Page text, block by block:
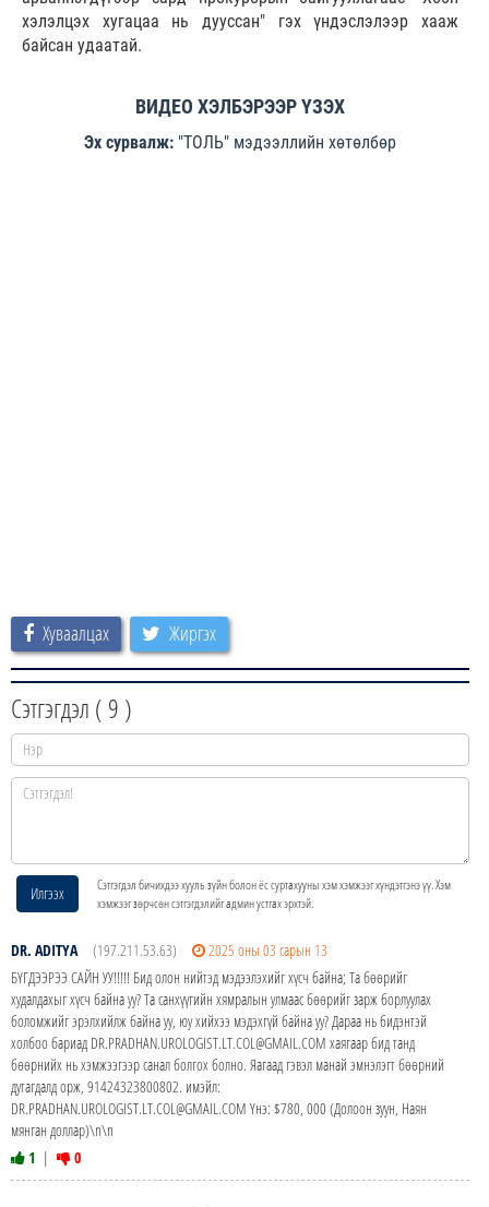
хэлэлцэх хугацаа нь дууссан" гэх үндэслэлээр хааж
байсан удаатай.
ВИДЕО ХЭЛБЭРЭЭР ҮЗЭХ
Эх сурвалж: "ТОЛЬ" мэдээллийн хөтөлбөр
Хуваалцах Жиргэх
Сэтгэгдэл ( 9 )
Илгээх
Сэтгэгдэл бичихдээ хууль зүйн болон ёс суртахууны хэм хэмжээг хүндэтгэнэ үү. Хэм
хэмжээг зөрчсөн сэтгэгдэлийг админ устгах эрхтэй.
DR. ADITYA (197.211.53.63)
2025 оны 03 сарын 13
БҮГДЭЭРЭЭ САЙН УУ!!!!! Бид олон нийтэд мэдээлэхийг хүсч байна; Та бөөрийг
худалдахыг хүсч байна уу? Та санхүүгийн хямралын улмаас бөөрийг зарж борлуулах
боломжийг эрэлхийлж байна уу, юу хийхээ мэдэхгүй байна уу? Дараа нь бидэнтэй
холбоо бариад DR.PRADHAN.UROLOGIST.LT.COL@GMAIL.COM хаягаар бид танд
бөөрнийх нь хэмжээгээр санал болгох болно. Яагаад гэвэл манай эмнэлэгт бөөрний
дутагдалд орж, 91424323800802. имэйл:
DR.PRADHAN.UROLOGIST.LT.COL@GMAIL.COM Yнэ: $780, 000 (Долоон зуун, Наян
мянган доллар)\n\n
1 | 0